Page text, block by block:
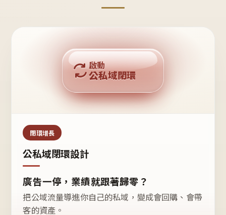
公域流量
私域鐵粉
回購複利
啟動
公私域閉環
閉環增長
公私域閉環設計
廣告一停，業績就跟著歸零？
把公域流量導進你自己的私域，變成會回購、會帶
客的資產。